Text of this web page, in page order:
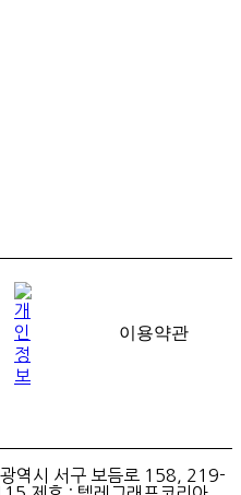
역시 서구 보듬로 158, 219-